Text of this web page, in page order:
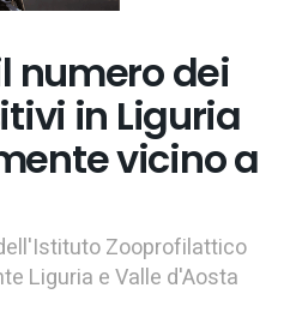
numero dei
in Liguria
vicino a
Zooprofilattico
Liguria e Valle d'Aosta